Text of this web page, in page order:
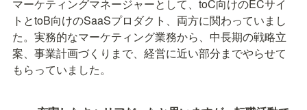
マーケティングマネージャーとして、toC向けのECサイ
トとtoB向けのSaaSプロダクト、両方に関わっていまし
た。実務的なマーケティング業務から、中長期の戦略立
案、事業計画づくりまで、経営に近い部分までやらせて
もらっていました。